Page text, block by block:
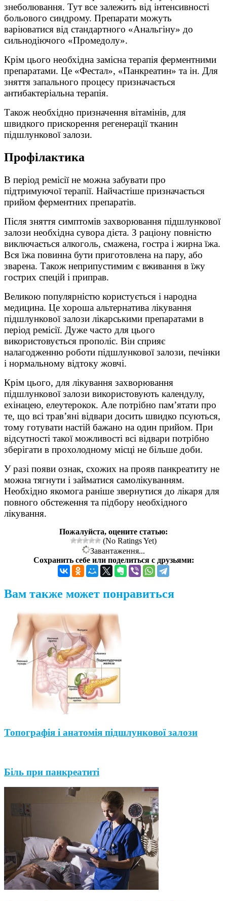
знеболювання. Тут все залежить від інтенсивності
больового синдрому. Препарати можуть
варіюватися від стандартного «Анальгіну» до
сильнодіючого «Промедолу».
Крім цього необхідна замісна терапія ферментними
препаратами. Це «Фестал», «Панкреатин» та ін. Для
зняття запального процесу призначається
антибактеріальна терапія.
Також необхідно призначення вітамінів, для
швидкого прискорення регенерації тканин
підшлункової залози.
Профілактика
В період ремісії не можна забувати про
підтримуючої терапії. Найчастіше призначається
прийом ферментних препаратів.
Після зняття симптомів захворювання підшлункової
залози необхідна сувора дієта. З раціону повністю
виключається алкоголь, смажена, гостра і жирна їжа.
Вся їжа повинна бути приготовлена на пару, або
зварена. Також неприпустимим є вживання в їжу
гострих спецій і приправ.
Великою популярністю користується і народна
медицина. Це хороша альтернатива лікування
підшлункової залози лікарськими препаратами в
період ремісії. Дуже часто для цього
використовується прополіс. Він сприяє
налагодженню роботи підшлункової залози, печінки
і нормальному відтоку жовчі.
Крім цього, для лікування захворювання
підшлункової залози використовують календулу,
ехінацею, елеутерокок. Але потрібно пам’ятати про
те, що всі трав’яні відвари досить швидко псуються,
тому готувати настій бажано на один прийом. При
відсутності такої можливості всі відвари потрібно
зберігати в прохолодному місці не більше доби.
У разі появи ознак, схожих на прояв панкреатиту не
можна тягнути і займатися самолікуванням.
Необхідно якомога раніше звернутися до лікаря для
повного обстеження та підбору необхідного
лікування.
Пожалуйста, оцените статью:
(No Ratings Yet)
Завантаження...
Сохранить себе или поделиться с друзьями:
Вам также может понравиться
Топографія і анатомія підшлункової залози
Біль при панкреатиті